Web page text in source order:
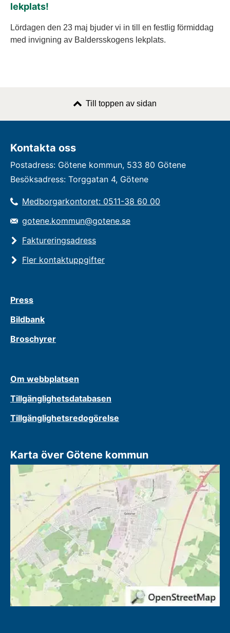
lekplats!
Lördagen den 23 maj bjuder vi in till en festlig förmiddag
med invigning av Baldersskogens lekplats.
Till toppen av sidan
Kontakta oss
Postadress: Götene kommun, 533 80 Götene
Besöksadress: Torggatan 4, Götene
Medborgarkontoret: 0511-38 60 00
gotene.kommun@gotene.se
Faktureringsadress
Fler kontaktuppgifter
Press
Bildbank
Broschyrer
Om webbplatsen
Tillgänglighetsdatabasen
Tillgänglighetsredogörelse
Karta över Götene kommun